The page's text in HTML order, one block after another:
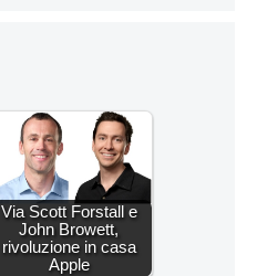
Via Scott Forstall e
John Browett,
rivoluzione in casa
Apple